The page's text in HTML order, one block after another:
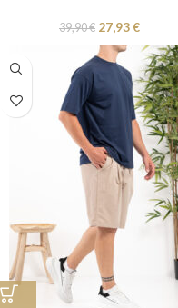
39,90€ 27,93€